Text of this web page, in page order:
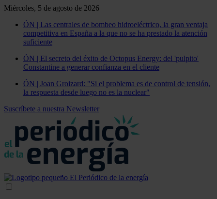
Miércoles, 5 de agosto de 2026
ÓN | Las centrales de bombeo hidroeléctrico, la gran ventaja
competitiva en España a la que no se ha prestado la atención
suficiente
ÓN | El secreto del éxito de Octopus Energy: del 'pulpito'
Constantine a generar confianza en el cliente
ÓN | Joan Groizard: "Si el problema es de control de tensión,
la respuesta desde luego no es la nuclear"
Suscríbete a nuestra Newsletter